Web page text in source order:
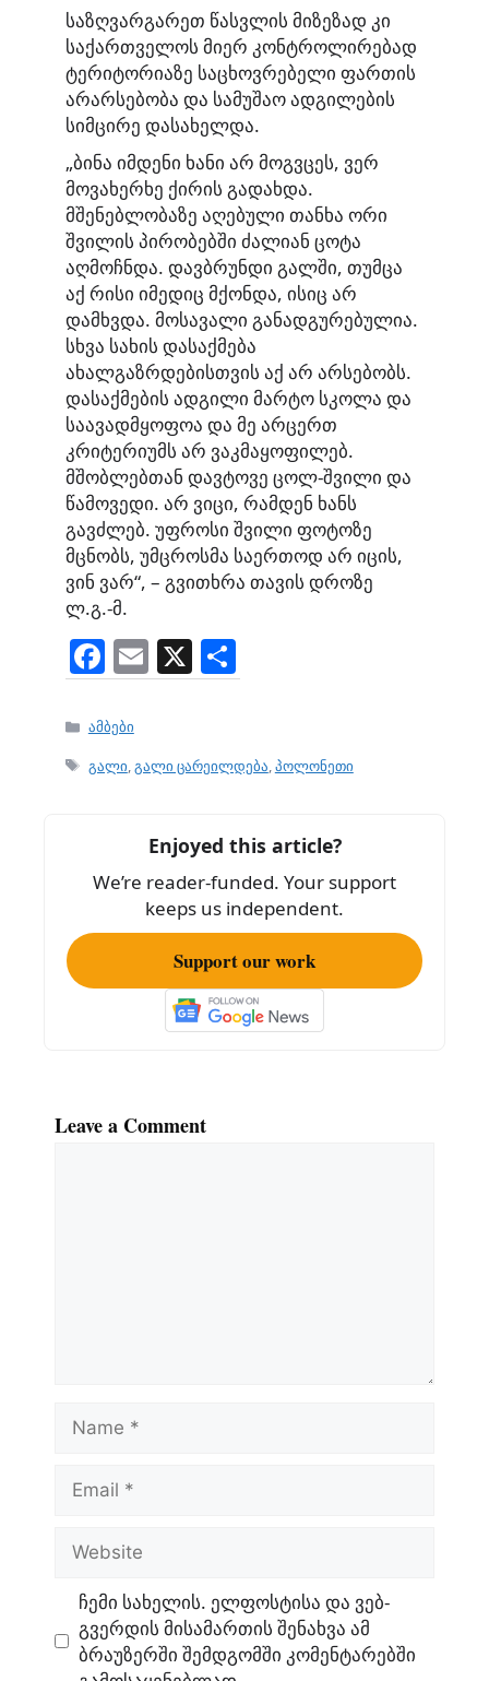
საზღვარგარეთ წასვლის მიზეზად კი
საქართველოს მიერ კონტროლირებად
ტერიტორიაზე საცხოვრებელი ფართის
არარსებობა და სამუშაო ადგილების
სიმცირე დასახელდა.
„ბინა იმდენი ხანი არ მოგვცეს, ვერ
მოვახერხე ქირის გადახდა.
მშენებლობაზე აღებული თანხა ორი
შვილის პირობებში ძალიან ცოტა
აღმოჩნდა. დავბრუნდი გალში, თუმცა
აქ რისი იმედიც მქონდა, ისიც არ
დამხვდა. მოსავალი განადგურებულია.
სხვა სახის დასაქმება
ახალგაზრდებისთვის აქ არ არსებობს.
დასაქმების ადგილი მარტო სკოლა და
საავადმყოფოა და მე არცერთ
კრიტერიუმს არ ვაკმაყოფილებ.
მშობლებთან დავტოვე ცოლ-შვილი და
წამოვედი. არ ვიცი, რამდენ ხანს
გავძლებ. უფროსი შვილი ფოტოზე
მცნობს, უმცროსმა საერთოდ არ იცის,
ვინ ვარ“, – გვითხრა თავის დროზე
ლ.გ.-მ.
F
a
c
e
o
k
E
m
l
X
h
e
Categories
ამბები
Tags
გალი,გალი ცარეილდება,პოლონეთი
Enjoyed this article?
We’re reader-funded. Your support
keeps us independent.
Support our work
Leave a Comment
Name
Email
Website
ჩემი სახელის. ელფოსტისა და ვებ-
გვერდის მისამართის შენახვა ამ
ბრაუზერში შემდგომში კომენტარებში